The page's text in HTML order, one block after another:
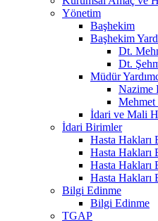
Yönetim
Başhekim
Başhekim
Dt.
Dt.
Müdür
Mehmet
İdari ve Mali
İdari Birimler
Hasta
Hasta Hakları
Hasta
Hasta
Bilgi Edinme
Bilgi Edinme
TGAP